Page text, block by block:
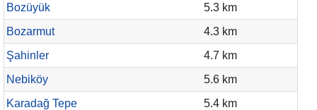
Bozüyük
5.3 km
Bozarmut
4.3 km
Şahinler
4.7 km
Nebiköy
5.6 km
Karadağ Tepe
5.4 km